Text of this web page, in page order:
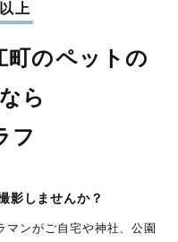
上
町のペットの
ら
フ
影しませんか？
マンがご自宅や神社、公園